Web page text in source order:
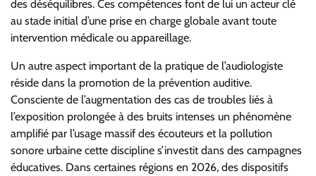
des déséquilibres. Ces compétences font de lui un acteur clé
au stade initial d’une prise en charge globale avant toute
intervention médicale ou appareillage.
Un autre aspect important de la pratique de l’audiologiste
réside dans la promotion de la prévention auditive.
Consciente de l’augmentation des cas de troubles liés à
l’exposition prolongée à des bruits intenses un phénomène
amplifié par l’usage massif des écouteurs et la pollution
sonore urbaine cette discipline s’investit dans des campagnes
éducatives. Dans certaines régions en 2026, des dispositifs